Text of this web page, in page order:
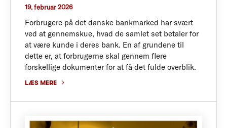
19. februar 2026
Forbrugere på det danske bankmarked har svært
ved at gennemskue, hvad de samlet set betaler for
at være kunde i deres bank. En af grundene til
dette er, at forbrugerne skal gennem flere
forskellige dokumenter for at få det fulde overblik.
LÆS MERE